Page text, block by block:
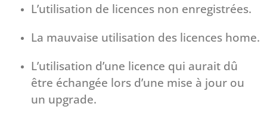
L’utilisation de licences non enregistrées.
La mauvaise utilisation des licences home.
L’utilisation d’une licence qui aurait dû
être échangée lors d’une mise à jour ou
un upgrade.